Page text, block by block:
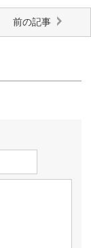
前の記事